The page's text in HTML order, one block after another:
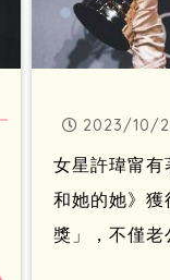
2023/10/
女星許瑋甯有
和她的她》獲
獎」，不僅老
棒的」；好